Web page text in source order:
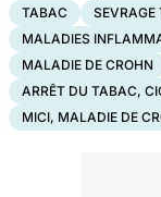
TABAC
SEVRAGE
MALADIES
MALADIE DE CROHN
ARRÊT DU TABAC,
MICI, MALADIE DE